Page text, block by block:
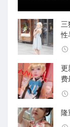
三
性
更
费